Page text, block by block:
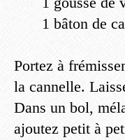
1 bâton de
Portez à
la cannelle.
Dans un bol,
ajoutez petit à